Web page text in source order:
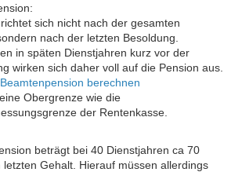
sich nicht nach der gesamten
nach der letzten Besoldung.
in späten Dienstjahren kurz vor der
wirken sich daher voll auf die Pension aus.
Beamtenpension berechnen
Obergrenze wie die
der Rentenkasse.
beträgt bei 40 Dienstjahren ca 70
letzten Gehalt. Hierauf müssen allerdings